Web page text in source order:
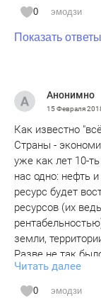
март - 29,33
май - 30,80
доллар (млрд.)/
2007 - 295 / 8
2008 - 466 / 12
2009 - 411 / 14
...
2013 - 486 / 51
2014 - 469 / 39
2015 - 339 / 46
...
2017 - 317 / 60
2018 - 356 / 76
О, скажут советь
растет.
0 эмодзи
Показать
Анонимно
15 Февраля
Как известно
Страны -
уже как лет 10-
нас одно: нефть
ресурс будет
ресурсов (их
земли,
Разве не так
века? А сказки
нормальных
уши
Читать далее
0 эмодзи